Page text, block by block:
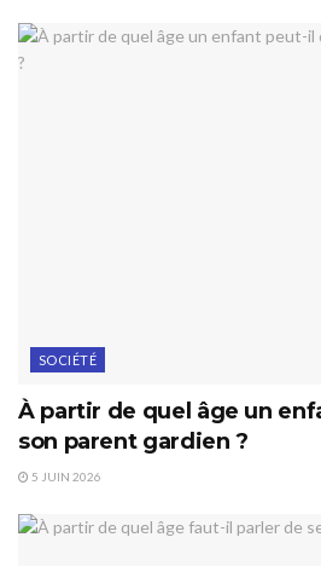
SOCIÉTÉ
À partir de quel âge un
son parent gardien ?
5 JUIN 2026